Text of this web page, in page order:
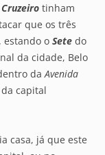
Cruzeiro tinham
que os três
, estando o Sete do
da cidade, Belo
daAvenida
capital
casa, já que este